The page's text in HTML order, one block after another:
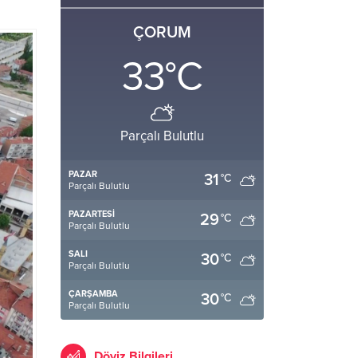
ÇORUM
33°C
Parçalı Bulutlu
PAZAR
Parçalı Bulutlu 31°C
PAZARTESI
Parçalı Bulutlu 29°C
SALI
Parçalı Bulutlu 30°C
ÇARŞAMBA
Parçalı Bulutlu 30°C